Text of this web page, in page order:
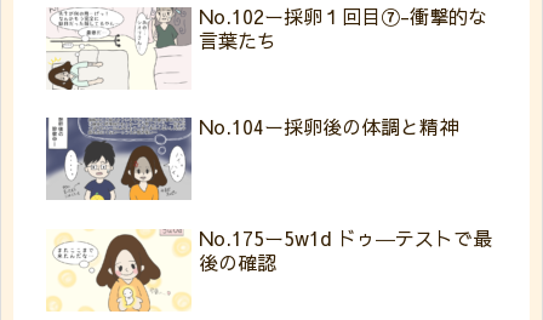
No.102ー採卵１回目⑦-衝撃的な
言葉たち
No.104ー採卵後の体調と精神
No.175ー5w1d ドゥ―テストで最
後の確認